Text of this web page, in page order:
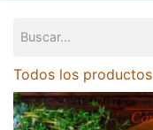
Todos los productos